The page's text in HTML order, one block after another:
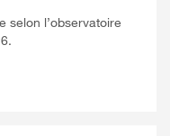
selon l’observatoire